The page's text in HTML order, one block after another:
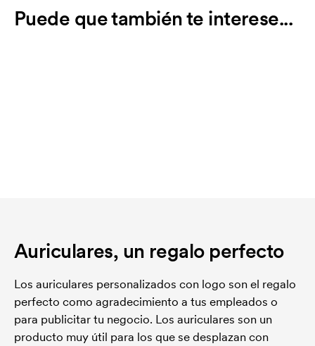
Puede que también te interese...
Auriculares, un regalo perfecto
Los auriculares personalizados con logo son el regalo
perfecto como agradecimiento a tus empleados o
para publicitar tu negocio. Los auriculares son un
producto muy útil para los que se desplazan con